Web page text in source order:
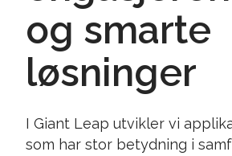
og smarte
løsninger
I Giant Leap utvikler vi
som har stor betydning i